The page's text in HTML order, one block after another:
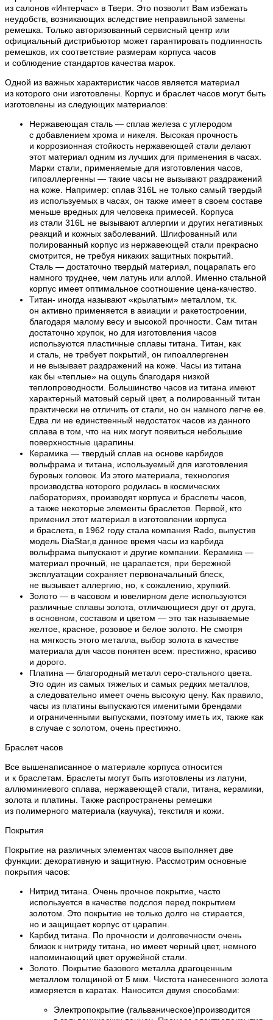
из салонов «Интерчас» в Твери. Это позволит Вам избежать
неудобств, возникающих вследствие неправильной замены
ремешка. Только авторизованный сервисный центр или
официальный дистрибьютор может гарантировать подлинность
ремешков, их соответствие размерам корпуса часов
и соблюдение стандартов качества марок.
Одной из важных характеристик часов является материал
из которого они изготовлены. Корпус и браслет часов могут быть
изготовлены из следующих материалов:
Нержавеющая сталь — сплав железа с углеродом
с добавлением хрома и никеля. Высокая прочность
и коррозионная стойкость нержавеющей стали делают
этот материал одним из лучших для применения в часах.
Марки стали, применяемые для изготовления часов,
гипоаллергенны — такие часы не вызывают раздражений
на коже. Например: сплав 316L не только самый твердый
из используемых в часах, он также имеет в своем составе
меньше вредных для человека примесей. Корпуса
из стали 316L не вызывают аллергии и других негативных
реакций и кожных заболеваний. Шлифованный или
полированный корпус из нержавеющей стали прекрасно
смотрится, не требуя никаких защитных покрытий.
Сталь — достаточно твердый материал, поцарапать его
намного труднее, чем латунь или аллой. Именно стальной
корпус имеет оптимальное соотношение цена-качество.
Титан- иногда называют «крылатым» металлом, т.к.
он активно применяется в авиации и ракетостроении,
благодаря малому весу и высокой прочности. Сам титан
достаточно хрупок, но для изготовления часов
используются пластичные сплавы титана. Титан, как
и сталь, не требует покрытий, он гипоаллергенен
и не вызывает раздражений на коже. Часы из титана
как бы «теплые» на ощупь благодаря низкой
теплопроводности. Большинство часов из титана имеют
характерный матовый серый цвет, а полированный титан
практически не отличить от стали, но он намного легче ее.
Едва ли не единственный недостаток часов из данного
сплава в том, что на них могут появиться небольшие
поверхностные царапины.
Керамика — твердый сплав на основе карбидов
вольфрама и титана, используемый для изготовления
буровых головок. Из этого материала, технология
производства которого родилась в космических
лабораториях, производят корпуса и браслеты часов,
а также некоторые элементы браслетов. Первой, кто
применил этот материал в изготовлении корпуса
и браслета, в 1962 году стала компания Rado, выпустив
модель DiaStar,в данное время часы из карбида
вольфрама выпускают и другие компании. Керамика —
материал прочный, не царапается, при бережной
эксплуатации сохраняет первоначальный блеск,
не вызывает аллергию, но, к сожалению, хрупкий.
Золото — в часовом и ювелирном деле используются
различные сплавы золота, отличающиеся друг от друга,
в основном, составом и цветом — это так называемые
желтое, красное, розовое и белое золото. Не смотря
на мягкость этого металла, выбор золота в качестве
материала для часов понятен всем: престижно, красиво
и дорого.
Платина — благородный металл серо-стального цвета.
Это один из самых тяжелых и самых редких металлов,
а следовательно имеет очень высокую цену. Как правило,
часы из платины выпускаются именитыми брендами
и ограниченными выпусками, поэтому иметь их, также как
в случае с золотом, очень престижно.
Браслет часов
Все вышенаписанное о материале корпуса относится
и к браслетам. Браслеты могут быть изготовлены из латуни,
аллюминиевого сплава, нержавеющей стали, титана, керамики,
золота и платины. Также распространены ремешки
из полимерного материала (каучука), текстиля и кожи.
Покрытия
Покрытие на различных элементах часов выполняет две
функции: декоративную и защитную. Рассмотрим основные
покрытия часов:
Нитрид титана. Очень прочное покрытие, часто
используется в качестве подслоя перед покрытием
золотом. Это покрытие не только долго не стирается,
но и защищает корпус от царапин.
Карбид титана. По прочности и долговечности очень
близок к нитриду титана, но имеет черный цвет, немного
напоминающий цвет оружейной стали.
Золото. Покрытие базового металла драгоценным
металлом толщиной от 5 мкм. Чистота нанесенного золота
измеряется в каратах. Наносится двумя способами:
Электропокрытие (гальваническое)производится